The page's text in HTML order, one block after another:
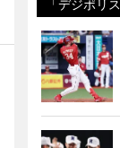
「デジポリ